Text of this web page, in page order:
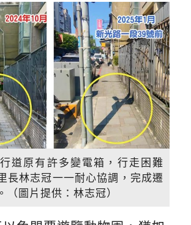
道原有許多變電箱，行走困難
長林志冠一一耐心協調，完成遷
（圖片提供：林志冠）